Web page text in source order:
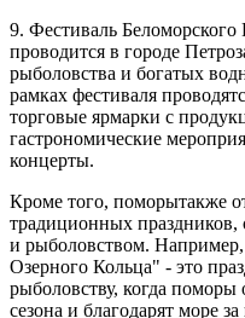
9. Фестиваль
проводится в городе
рыболовства и богатых
рамках фестиваля
торговые ярмарки с
гастрономические
концерты.
Кроме того, поморытакже
традиционных праздников,
и рыболовством.
Озерного Кольца" - это
рыболовству, когда
сезона и благодарят море